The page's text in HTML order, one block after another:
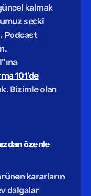
kalmak
seçki
Podcast
101’de
Bizimle olan
özenle
kararların
dalgalar